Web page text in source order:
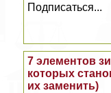
Подписаться...
7 элементов
которых
их заменить)